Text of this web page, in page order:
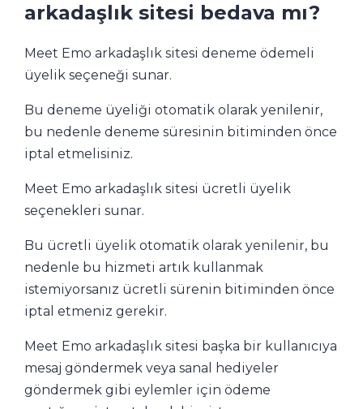
arkadaşlık sitesi bedava mı?
Meet Emo arkadaşlık sitesi deneme ödemeli
üyelik seçeneği sunar.
Bu deneme üyeliği otomatik olarak yenilenir,
bu nedenle deneme süresinin bitiminden önce
iptal etmelisiniz.
Meet Emo arkadaşlık sitesi ücretli üyelik
seçenekleri sunar.
Bu ücretli üyelik otomatik olarak yenilenir, bu
nedenle bu hizmeti artık kullanmak
istemiyorsanız ücretli sürenin bitiminden önce
iptal etmeniz gerekir.
Meet Emo arkadaşlık sitesi başka bir kullanıcıya
mesaj göndermek veya sanal hediyeler
göndermek gibi eylemler için ödeme